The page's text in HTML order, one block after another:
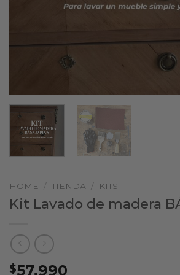
HOME / TIENDA / KITS
Kit Lavado de madera
$57.990